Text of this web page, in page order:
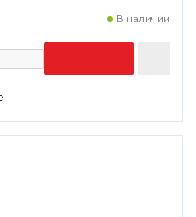
В наличии